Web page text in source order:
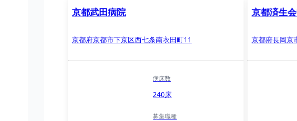
京都武田病院
京都府京都市下京区西七条南衣田町11
病床数
240床
募集職種
京都済生
京都府長岡京